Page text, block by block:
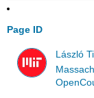
Page ID
László